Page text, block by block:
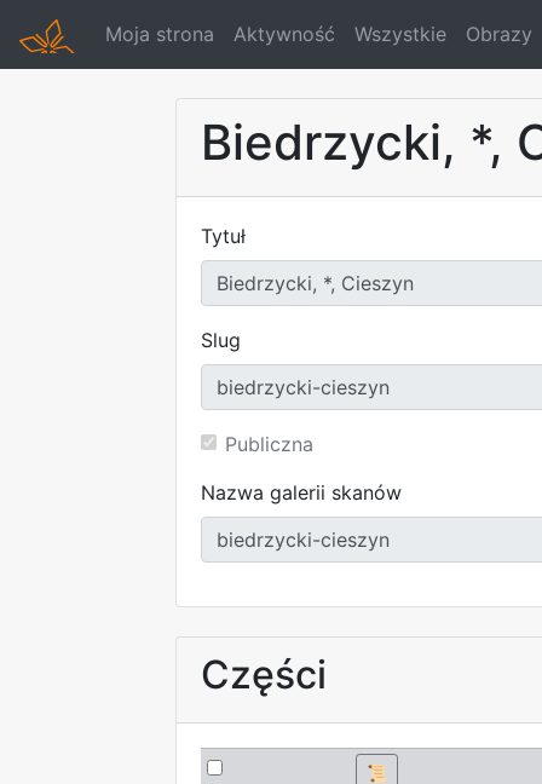
Moja strona Aktywność Wszystkie Obrazy
Biedrzycki, *,
Tytuł
Slug
Publiczna
Nazwa galerii skanów
Części
📜